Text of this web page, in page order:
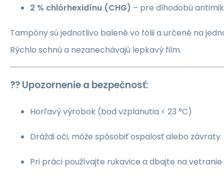
2 % chlórhexidínu (CHG) – pre dlhodobú
Tampóny sú jednotlivo balené vo fólii a určené na
Rýchlo schnú a nezanechávajú lepkavý film.
?? Upozornenie a bezpečnosť:
Horľavý výrobok (bod vzplanutia < 23 °C)
Dráždi oči, môže spôsobiť ospalosť alebo závraty
Pri práci používajte rukavice a dbajte na vetranie